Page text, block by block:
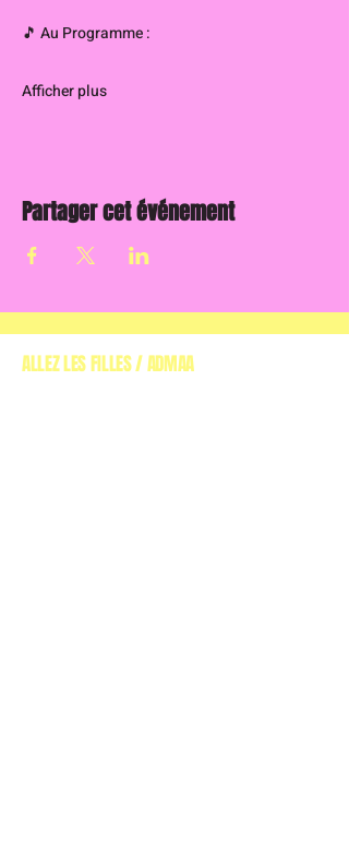
🎵 Au Programme :
Afficher plus
Partager cet événement
ALLEZ LES FILLES / ADMAA